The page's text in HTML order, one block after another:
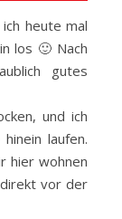
heute mal
los 🙂 Nach
gutes
und ich
laufen.
hier wohnen
vor der